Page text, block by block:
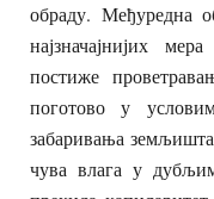
обраду. Међуредна
најзначајнијих
постиже
поготово у
забаривања
чува влага у